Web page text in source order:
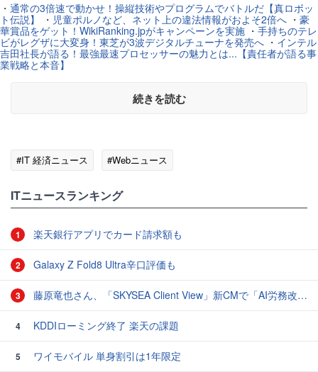
・ 通常の3倍速で動かせ！操縦技術やプログラムでバトルだ【真ロボッ
ト伝説】
・ 児童ポルノなど、ネット上の違法情報がおよそ2倍へ ・ 豪
華賞品をゲット！WikiRanking.jpがキャンペーンを実施 ・ 手持ちのテレ
ビがレグザに大変身！東芝が3波デジタルチューナを発売へ ・ インテル
吉田社長が語る！最強最速プロセッサーの魅力とは...【責任者が語る事
業戦略と本音】
続きを読む
#IT 経済ニュース #Webニュース
ITニュースランキング
1 楽天銀行アプリでカード請求額も
2 Galaxy Z Fold8 Ultra辛口評価も
3 藤原竜也さん、「SKYSEA Client View」新CMで「AI労務改善」をアピール 働き方をAIが分析したら「すぐに休んで」と言われる？
4 KDDIローミング終了 楽天の課題
5
ワイモバイル 単身割引は1年限定